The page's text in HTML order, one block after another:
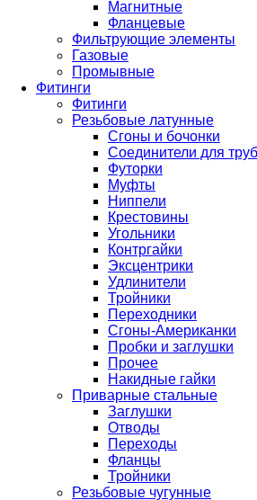
Магнитные
Фланцевые
Фильтрующие элементы
Газовые
Промывные
Фитинги
Фитинги
Резьбовые латунные
Сгоны и бочонки
Соединители для
Футорки
Муфты
Ниппели
Крестовины
Угольники
Контргайки
Эксцентрики
Удлинители
Тройники
Переходники
Сгоны-Американки
Пробки и заглушки
Прочее
Накидные гайки
Приварные стальные
Заглушки
Отводы
Переходы
Фланцы
Тройники
Резьбовые чугунные